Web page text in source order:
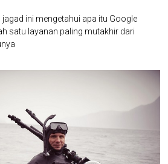
ini mengetahui apa itu Google
satu layanan paling mutakhir dari